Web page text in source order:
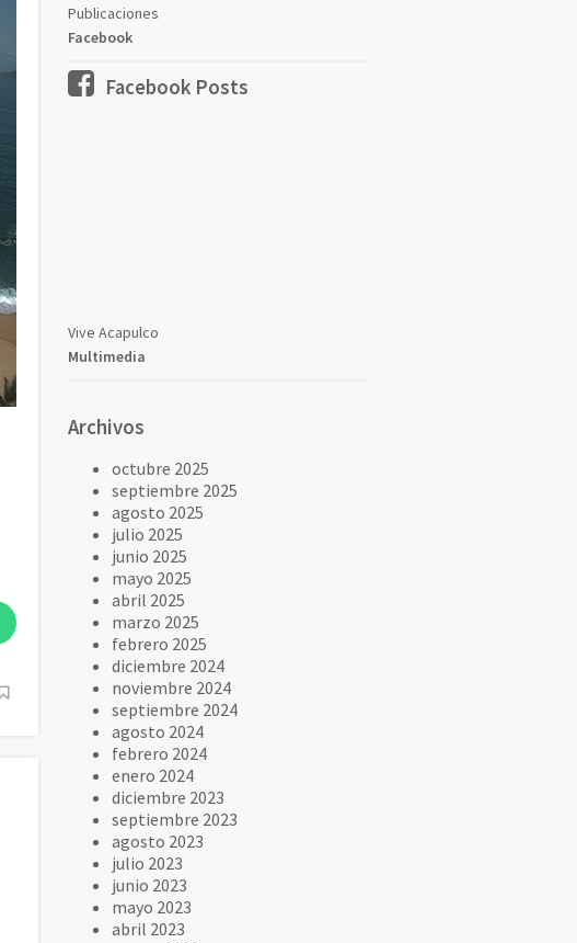
Publicaciones
Facebook
Facebook Posts
Vive Acapulco
Multimedia
Archivos
octubre 2025
septiembre 2025
agosto 2025
julio 2025
junio 2025
mayo 2025
abril 2025
marzo 2025
febrero 2025
diciembre 2024
noviembre 2024
septiembre 2024
agosto 2024
febrero 2024
enero 2024
diciembre 2023
septiembre 2023
agosto 2023
julio 2023
junio 2023
mayo 2023
abril 2023